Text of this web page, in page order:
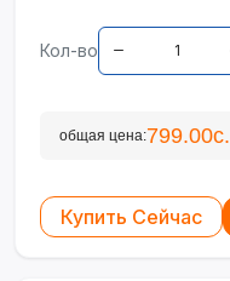
Кол-во
общая цена:799.00с.
Купить Сейчас